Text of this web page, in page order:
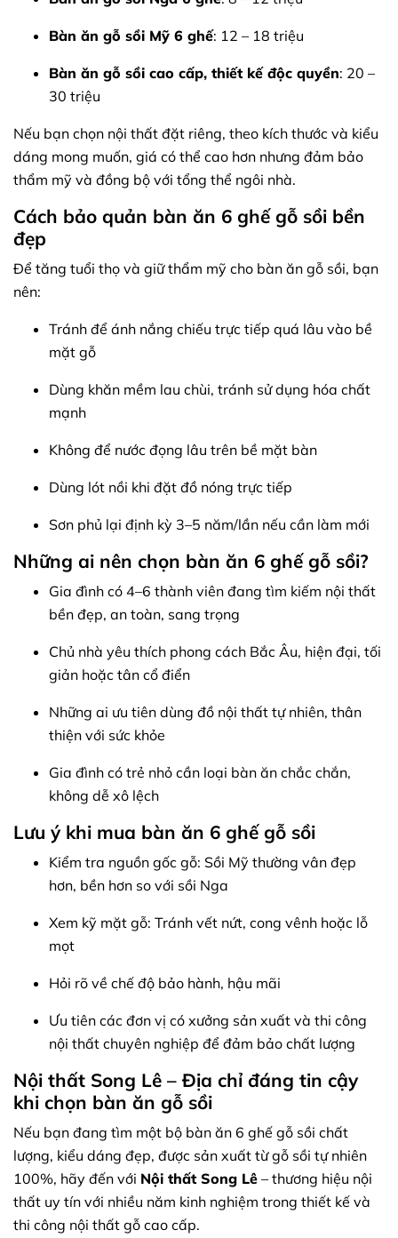
Bàn ăn gỗ sồi Mỹ 6 ghế: 12 – 18 triệu
Bàn ăn gỗ sồi cao cấp, thiết kế độc quyền: 20 –
30 triệu
Nếu bạn chọn nội thất đặt riêng, theo kích thước và kiểu
dáng mong muốn, giá có thể cao hơn nhưng đảm bảo
thẩm mỹ và đồng bộ với tổng thể ngôi nhà.
Cách bảo quản bàn ăn 6 ghế gỗ sồi bền
đẹp
Để tăng tuổi thọ và giữ thẩm mỹ cho bàn ăn gỗ sồi, bạn
nên:
Tránh để ánh nắng chiếu trực tiếp quá lâu vào bề
mặt gỗ
Dùng khăn mềm lau chùi, tránh sử dụng hóa chất
mạnh
Không để nước đọng lâu trên bề mặt bàn
Dùng lót nồi khi đặt đồ nóng trực tiếp
Sơn phủ lại định kỳ 3–5 năm/lần nếu cần làm mới
Những ai nên chọn bàn ăn 6 ghế gỗ sồi?
Gia đình có 4–6 thành viên đang tìm kiếm nội thất
bền đẹp, an toàn, sang trọng
Chủ nhà yêu thích phong cách Bắc Âu, hiện đại, tối
giản hoặc tân cổ điển
Những ai ưu tiên dùng đồ nội thất tự nhiên, thân
thiện với sức khỏe
Gia đình có trẻ nhỏ cần loại bàn ăn chắc chắn,
không dễ xô lệch
Lưu ý khi mua bàn ăn 6 ghế gỗ sồi
Kiểm tra nguồn gốc gỗ: Sồi Mỹ thường vân đẹp
hơn, bền hơn so với sồi Nga
Xem kỹ mặt gỗ: Tránh vết nứt, cong vênh hoặc lỗ
mọt
Hỏi rõ về chế độ bảo hành, hậu mãi
Ưu tiên các đơn vị có xưởng sản xuất và thi công
nội thất chuyên nghiệp để đảm bảo chất lượng
Nội thất Song Lê – Địa chỉ đáng tin cậy
khi chọn bàn ăn gỗ sồi
Nếu bạn đang tìm một bộ bàn ăn 6 ghế gỗ sồi chất
lượng, kiểu dáng đẹp, được sản xuất từ gỗ sồi tự nhiên
100%, hãy đến với Nội thất Song Lê – thương hiệu nội
thất uy tín với nhiều năm kinh nghiệm trong thiết kế và
thi công nội thất gỗ cao cấp.